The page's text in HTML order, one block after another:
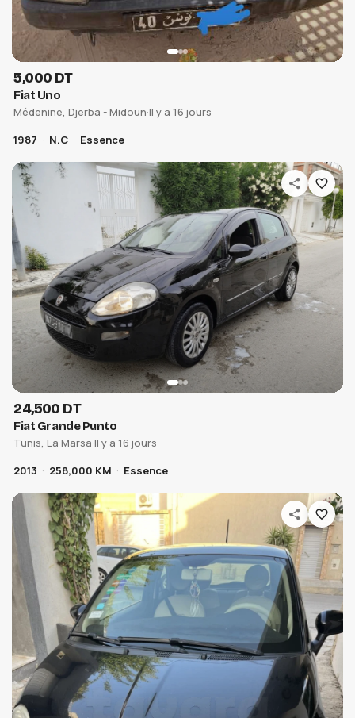
5,000 DT
Fiat Uno
Médenine, Djerba - Midoun·Il y a 16 jours
1987
N.C Essence
24,500 DT
Fiat Grande Punto
Tunis, La Marsa·Il y a 16 jours
2013
258,000 KM Essence